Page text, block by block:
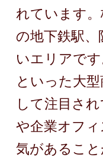
れています
の地下鉄駅
いエリアで
といった大
して注目さ
や企業オフ
気があるこ